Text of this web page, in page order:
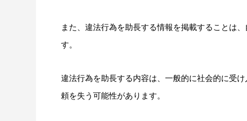
また、違法行為を助長する情報を掲載することは
す。
違法行為を助長する内容は、一般的に社会的に受
頼を失う可能性があります。